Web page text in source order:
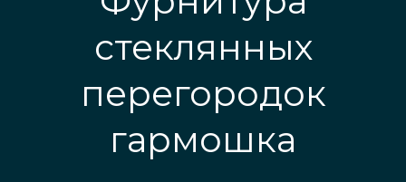
стеклянных
перегородок
гармошка